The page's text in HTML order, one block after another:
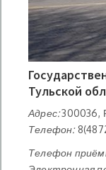
Тульской
Адрес:300036,
Телефон:
Телефон